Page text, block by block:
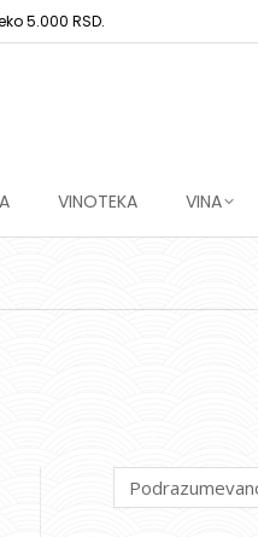
5.000 RSD.
VINOTEKA VINA